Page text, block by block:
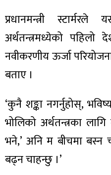
प्रधानमन्त्री
अर्थतन्त्रमध्येको
नवीकरणीय ऊर्जा
बताए ।
‘कुनै शङ्का नगर्नुहोस्,
भोलिको अर्थतन्त्रका
भने,’ अनि म बीचमा बस्न
बढ्न चाहन्छु ।’